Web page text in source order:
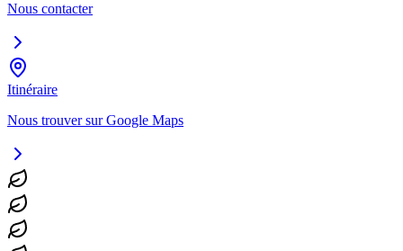
Nous contacter
Itinéraire
Nous trouver sur Google Maps